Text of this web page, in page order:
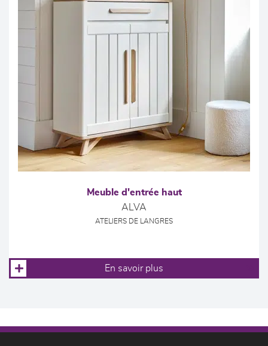
Meuble d'entrée haut
ALVA
ATELIERS DE LANGRES
En savoir plus